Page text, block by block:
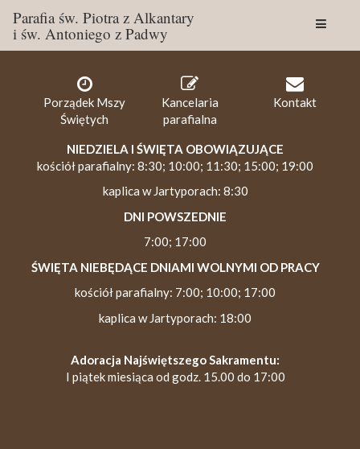
Parafia św. Piotra z Alkantary
i św. Antoniego z Padwy
Porządek Mszy
Świętych
Kancelaria
parafialna
Kontakt
NIEDZIELA I ŚWIĘTA OBOWIĄZUJĄCE
kościół parafialny: 8:30; 10:00; 11:30; 15:00; 19:00
kaplica w Jartyporach: 8:30
DNI POWSZEDNIE
7:00; 17:00
ŚWIĘTA NIEBĘDĄCE DNIAMI WOLNYMI OD PRACY
kościół parafialny: 7:00; 10:00; 17:00
kaplica w Jartyporach: 18:00
Adoracja Najświętszego Sakramentu:
I piątek miesiąca od godz. 15.00 do 17:00